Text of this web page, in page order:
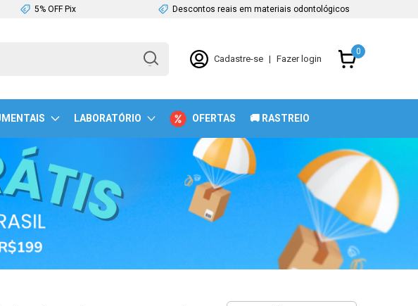
5% OFF Pix Descontos reais em materiais odontológicos
Cadastre-se | Fazer login
0
LABORATÓRIO OFERTAS 🚚 RASTREIO